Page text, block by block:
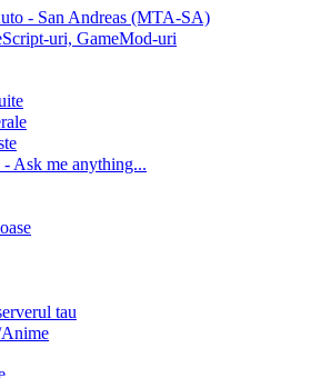
- San Andreas (MTA-SA)
uri, GameMod-uri
Ask me anything...
tau